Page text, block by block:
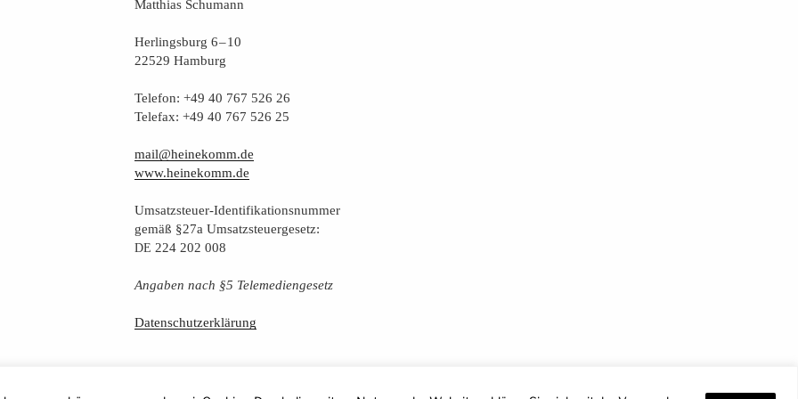
Mat­thi­as Schumann
Her­lings­burg 6 – 10
22529 Hamburg
Tele­fon: +49 40 767 526 26
Tele­fax: +49 40 767 526 25
mail@heinekomm.de
www.heinekomm.de
Umsatz­steu­er-Iden­ti­fi­ka­ti­ons­num­mer
gemäß §27a Umsatzsteuergesetz:
DE 224 202 008
Anga­ben nach §5 Telemediengesetz
Daten­schutz­er­klä­rung